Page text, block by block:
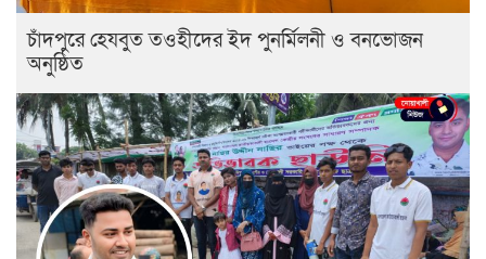
চাঁদপুরে হেযবুত তওহীদের ইদ পুনর্মিলনী ও বনভোজন
অনুষ্ঠিত